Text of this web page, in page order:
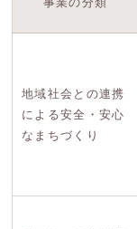
地域社会との連携
による安全・安心
なまちづくり